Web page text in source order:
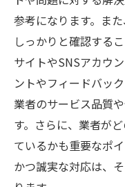
交換作業中
効率的な交
作業中に
交換後の
交換作業後
新しい給湯器選
めに
参考になります。ま
しっかりと確認する
サイトやSNSアカウ
ントやフィードバッ
業者のサービス品質
す。さらに、業者が
ているかも重要なポ
かつ誠実な対応は、